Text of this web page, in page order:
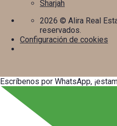
Sharjah
2026 © Alira Real
reservados.
Configuración de cookies
Escríbenos por WhatsApp,